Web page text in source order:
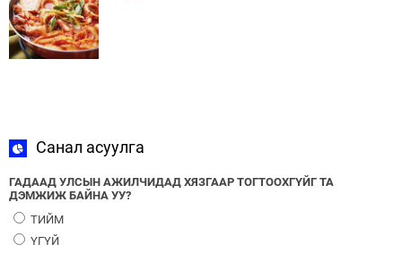
Санал асуулга
ГАДААД УЛСЫН АЖИЛЧИДАД ХЯЗГААР ТОГТООХГҮЙГ ТА
ДЭМЖИЖ БАЙНА УУ?
ТИЙМ
ҮГҮЙ